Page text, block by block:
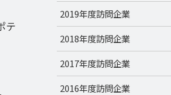
テ
2019年度訪問企業
2018年度訪問企業
2017年度訪問企業
2016年度訪問企業